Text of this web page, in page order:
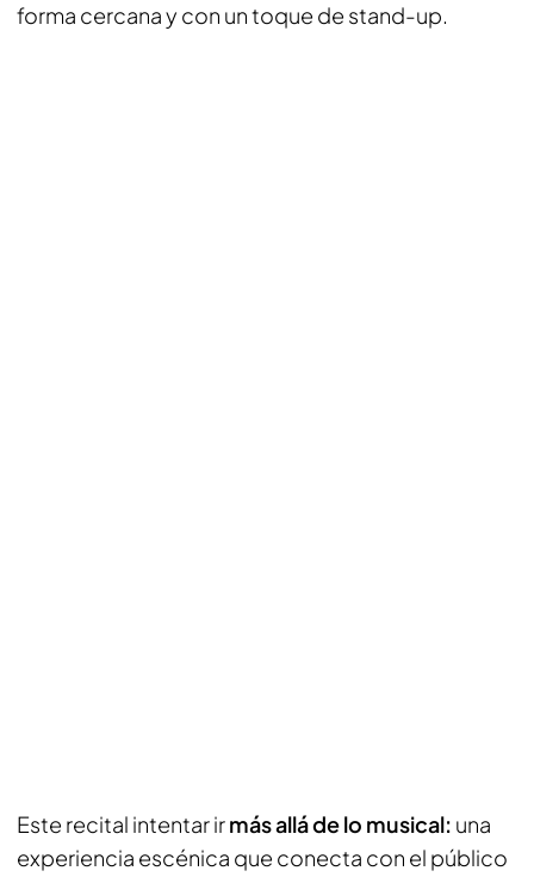
forma cercana y con un toque de stand-up.
Este recital intentar irmás allá de lo musical: una
experiencia escénica que conecta con el público